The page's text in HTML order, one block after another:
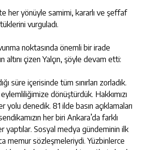
her yönüyle samimi, kararlı ve şeffaf
vurguladı.
noktasında önemli bir irade
altını çizen Yalçın, şöyle devam etti:
süre içerisinde tüm sınırları zorladık.
dönüştürdük. Hakkımızı
yolu denedik. 81 ilde basın açıklamaları
her biri Ankara’da farklı
yaptılar. Sosyal medya gündeminin ilk
memur sözleşmeleriydi. Yüzbinlerce